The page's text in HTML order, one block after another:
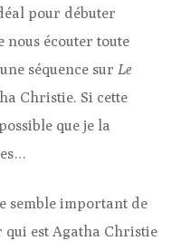
pour débuter
nous écouter toute
séquence sur Le
Christie. Si cette
que je la
semble important de
qui est Agatha Christie